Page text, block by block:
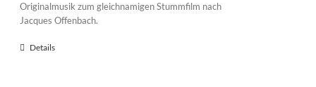
Originalmusik zum gleichnamigen Stummfilm nach
Jacques Offenbach.
Details